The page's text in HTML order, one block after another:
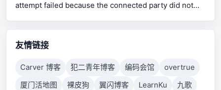
attempt failed because the connected party did not
connection failed because connected host has failed
to respond.
友情链接
Carver 博客 犯二青年博客 编码会馆
overtrue
厦门活地图
裸皮狗 翼闪博客 LearnKu
九歌